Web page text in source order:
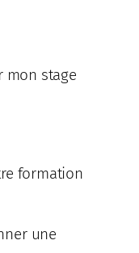
mon stage
formation
une